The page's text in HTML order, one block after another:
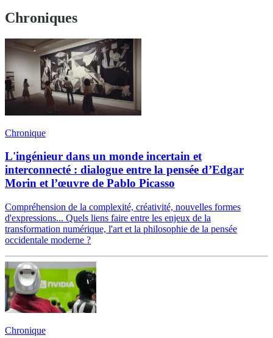
Chroniques
Chronique
L'ingénieur dans un monde incertain et
interconnecté : dialogue entre la pensée d’Edgar
Morin et l’œuvre de Pablo Picasso
Compréhension de la complexité, créativité, nouvelles formes
d'expressions... Quels liens faire entre les enjeux de la
transformation numérique, l'art et la philosophie de la pensée
occidentale moderne ?
Chronique